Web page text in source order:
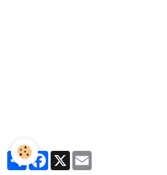
PartagerFacebook
X